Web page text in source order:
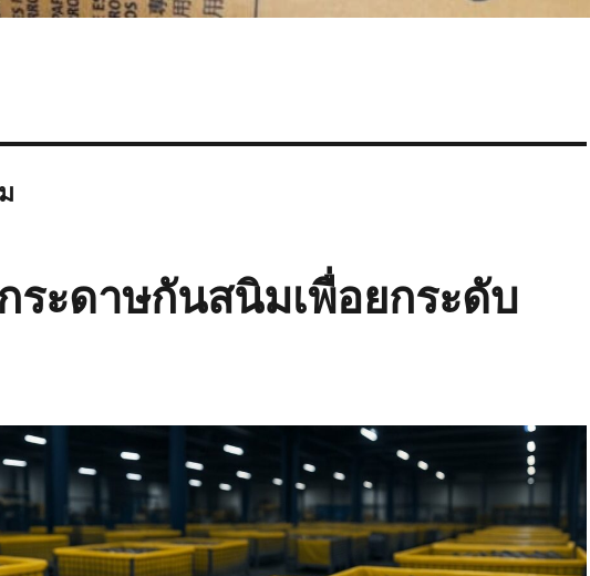
ระดาษกันสนิมเพื่อยกระดับ